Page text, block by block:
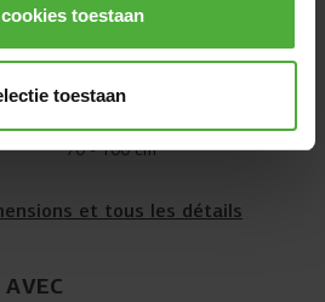
toestaan
toestaan
BERG GO Twirl Multicolor
24.52.01.00
10-30 måneder mois
70 - 100 cm
et tous les détails